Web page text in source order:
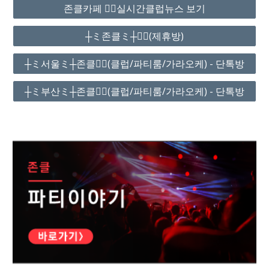
존클카페 ❤️‍🔥실시간클럽뉴스 보기
┼ミ존클ミ┼❤️‍🔥(제휴방)
┼ミ서울ミ┼존클❤️‍🔥(클럽/파티룸/가라오케) - 단톡방
┼ミ부산ミ┼존클❤️‍🔥(클럽/파티룸/가라오케) - 단톡방